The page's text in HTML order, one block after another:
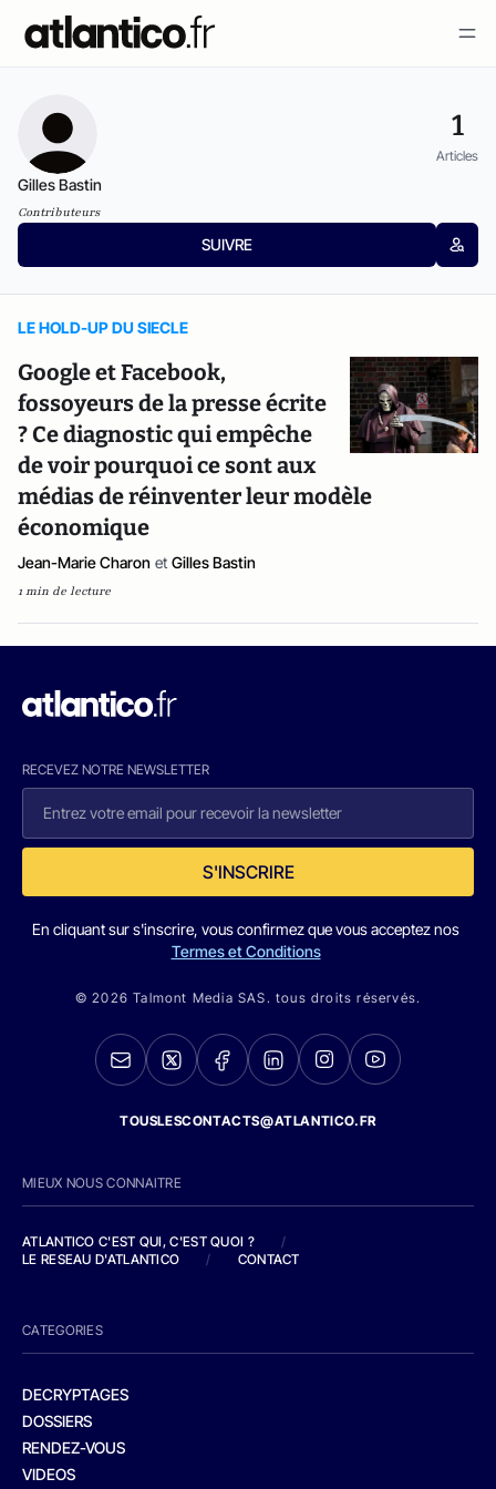
1
Articles
Gilles Bastin
Contributeurs
SUIVRE
LE HOLD-UP DU SIECLE
Google et Facebook,
fossoyeurs de la presse écrite
? Ce diagnostic qui empêche
de voir pourquoi ce sont aux
médias de réinventer leur modèle
économique
Jean-Marie Charon et Gilles Bastin
1 min de lecture
RECEVEZ NOTRE NEWSLETTER
S'INSCRIRE
En cliquant sur s'inscrire, vous confirmez que vous acceptez nos
Termes et Conditions
© 2026 Talmont Media SAS. tous droits réservés.
TOUSLESCONTACTS@ATLANTICO.FR
MIEUX NOUS CONNAITRE
ATLANTICO C'EST QUI, C'EST QUOI ?
/
LE RESEAU D'ATLANTICO
/ CONTACT
CATEGORIES
DECRYPTAGES
DOSSIERS
RENDEZ-VOUS
VIDEOS